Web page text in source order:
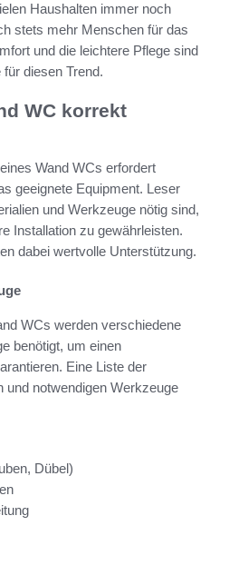
Haushalten immer noch
stets mehr Menschen für das
und die leichtere Pflege sind
diesen Trend.
WC korrekt
Wand WCs erfordert
geeignete Equipment. Leser
und Werkzeuge nötig sind,
Installation zu gewährleisten.
dabei wertvolle Unterstützung.
WCs werden verschiedene
benötigt, um einen
Eine Liste der
und notwendigen Werkzeuge
Dübel)